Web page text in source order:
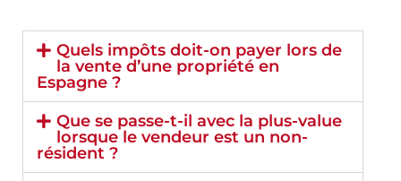
Quels impôts doit-on payer lors de
la vente d’une propriété en
Espagne ?
Que se passe-t-il avec la plus-value
lorsque le vendeur est un non-
résident ?